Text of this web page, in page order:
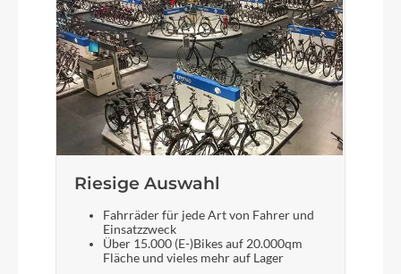
cedar´n´chrome
Motor
Bosch Drive Unit Performance Line CX max.
100Nm (BDU38)
Kette
Rücklicht
Riesige Auswahl
Fahrräder für jede Art von Fahrer und
Einsatzzweck
Über 15.000 (E-)Bikes auf 20.000qm
Fläche und vieles mehr auf Lager